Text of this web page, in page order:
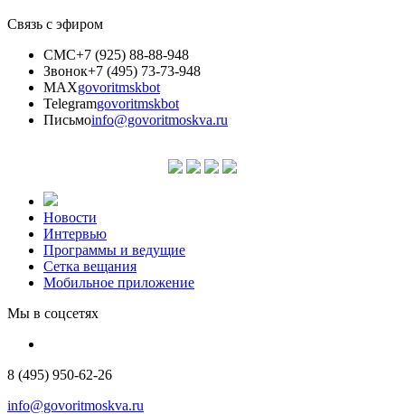
Связь с эфиром
СМС+7 (925) 88-88-948
Звонок+7 (495) 73-73-948
MAXgovoritmskbot
Telegramgovoritmskbot
Письмоinfo@govoritmoskva.ru
Новости
Интервью
Программы и ведущие
Сетка вещания
Мобильное приложение
Мы в соцсетях
8 (495) 950-62-26
info@govoritmoskva.ru